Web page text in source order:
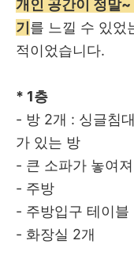
개인 공간이 정말
기 를 느낄 수 있었
적이었습니다.
* 1층
- 방 2개 : 싱글침
가 있는 방
- 큰 소파가 놓여
- 주방
- 주방입구 테이블
- 화장실 2개